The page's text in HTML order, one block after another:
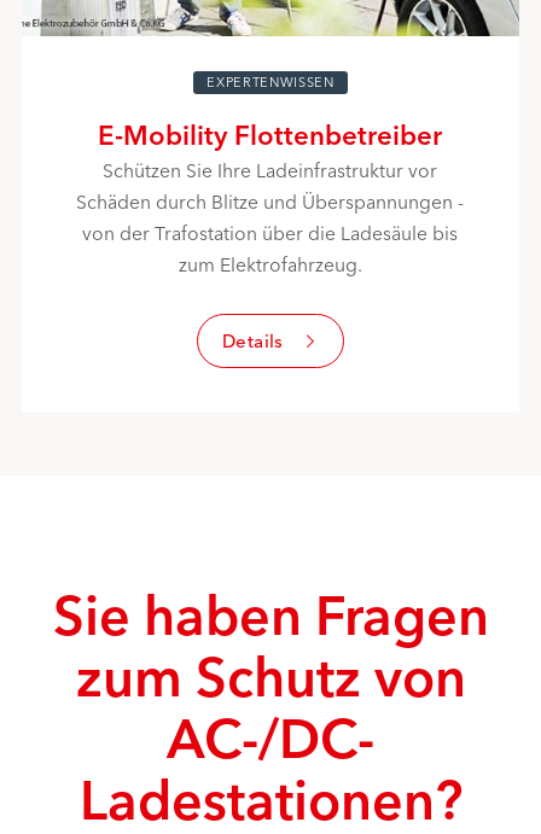
EXPERTENWISSEN
E-Mobility Flottenbetreiber
Schützen Sie Ihre Ladeinfrastruktur vor
Schäden durch Blitze und Überspannungen -
von der Trafostation über die Ladesäule bis
zum Elektrofahrzeug.
Details
Sie haben Fragen
zum Schutz von
AC-/DC-
Ladestationen?